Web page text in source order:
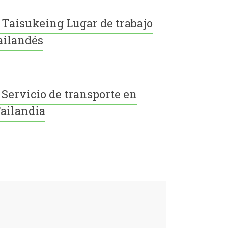
Taisukeing Lugar de trabajo
Servicio de transporte en